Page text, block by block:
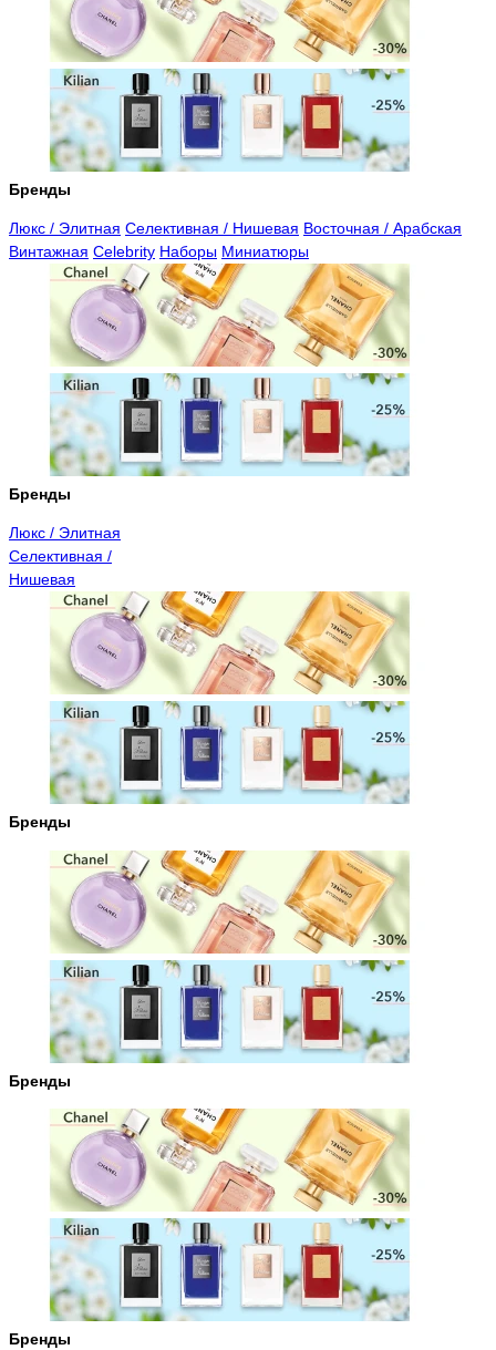
Бренды
Люкс / Элитная Селективная / Нишевая Восточная / Арабская
Винтажная Celebrity Наборы Миниатюры
Бренды
Люкс / Элитная
Селективная /
Нишевая
Бренды
Бренды
Бренды